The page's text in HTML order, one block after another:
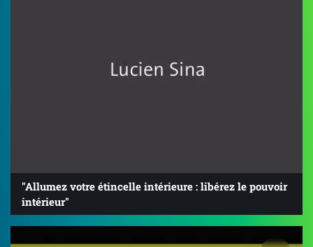
"Allumez votre étincelle intérieure : libérez le pouvoir
intérieur"